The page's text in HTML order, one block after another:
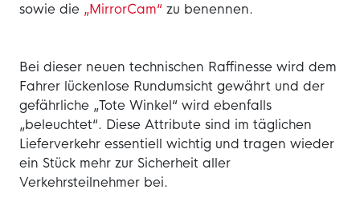
sowie die „MirrorCam“ zu benennen.
Bei dieser neuen technischen Raffinesse wird dem
Fahrer lückenlose Rundumsicht gewährt und der
gefährliche „Tote Winkel“ wird ebenfalls
„beleuchtet“. Diese Attribute sind im täglichen
Lieferverkehr essentiell wichtig und tragen wieder
ein Stück mehr zur Sicherheit aller
Verkehrsteilnehmer bei.